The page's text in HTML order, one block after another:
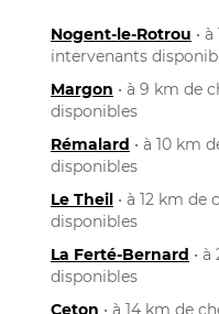
Nogent-le-Rotrou •
intervenants
Margon • à 9 km de
disponibles
Rémalard • à 10 km
disponibles
Le Theil • à 12 km de
disponibles
La Ferté-Bernard •
disponibles
Ceton • à 14 km de